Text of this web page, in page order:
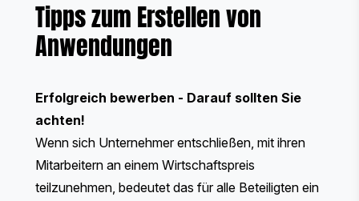
Tipps zum Erstellen von
Anwendungen
Erfolgreich bewerben - Darauf sollten Sie
achten!
Wenn sich Unternehmer entschließen, mit ihren
Mitarbeitern an einem Wirtschaftspreis
teilzunehmen, bedeutet das für alle Beteiligten ein